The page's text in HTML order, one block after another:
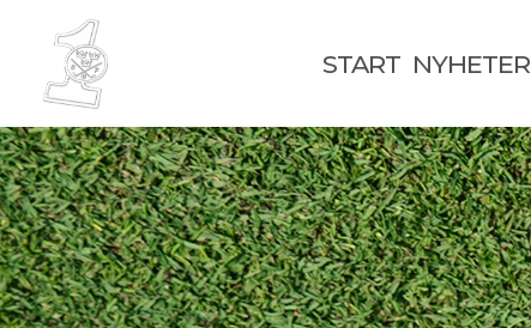
START NYHETER